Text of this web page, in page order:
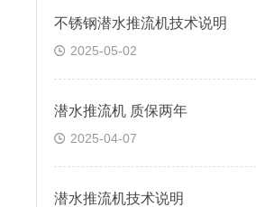
不锈钢潜水推流机技术说明
2025-05-02
潜水推流机 质保两年
2025-04-07
潜水推流机技术说明